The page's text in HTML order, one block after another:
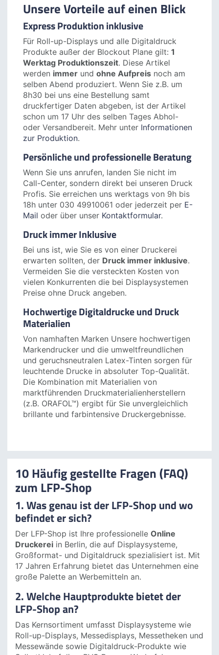
werden.
Unsere Vorteile auf einen Blick
Express Produktion inklusive
Für Roll-up-Displays und alle Digitaldruck
Produkte außer der Blockout Plane gilt:1
Werktag Produktionszeit . Diese Artikel
werdenimmerund
selben Abend produziert. Wenn Sie z.B. um
8h30 bei uns eine Bestellung samt
druckfertiger Daten abgeben, ist der Artikel
schon um 17 Uhr des selben Tages Abhol-
oder Versandbereit. Mehr unterInformationen
zur Produktion.
Persönliche und professionelle Beratung
Wenn Sie uns anrufen, landen Sie nicht im
Call-Center, sondern direkt bei unseren Druck
Profis. Sie erreichen uns werktags von 9h bis
18h unter 030 49910061 oder jederzeit per
Mailoder über unserKontaktformular.
Druck immer Inklusive
Bei uns ist, wie Sie es von einer Druckerei
erwarten sollten, der
Vermeiden Sie die versteckten Kosten von
vielen Konkurrenten die bei Displaysystemen
Preise ohne Druck angeben.
Hochwertige Digitaldrucke und Druck
Materialien
Von namhaften Marken Unsere hochwertigen
Markendrucker und die umweltfreundlichen
Die Kombination mit Materialien von
marktführenden Druckmaterialienherstellern
(z.B. ORAFOL™) ergibt für Sie unvergleichlich
brillante und farbintensive Druckergebnisse.
10 Häufig gestellte Fragen (FAQ)
zum LFP-Shop
1. Was genau ist der LFP-Shop und wo
befindet er sich?
Der LFP-Shop ist Ihre professionelleOnline
Druckereiin Berlin, die auf Displaysysteme,
Großformat- und Digitaldruck spezialisiert ist. Mit
17 Jahren Erfahrung bietet das Unternehmen eine
große Palette an Werbemitteln an.